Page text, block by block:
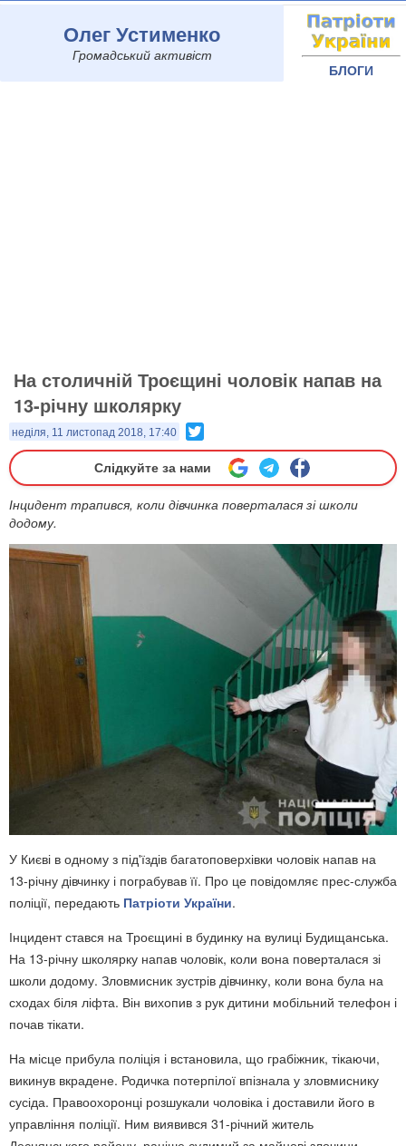
Олег Устименко
Громадський активіст
БЛОГИ
На столичній Троєщині чоловік напав на
13-річну школярку
неділя, 11 листопад 2018, 17:40
Слідкуйте за нами
Інцидент трапився, коли дівчинка поверталася зі школи
додому.
У Києві в одному з під'їздів багатоповерхівки чоловік напав на
13-річну дівчинку і пограбував її. Про це повідомляє прес-служба
поліції, передають Патріоти України.
Інцидент стався на Троєщині в будинку на вулиці Будищанська.
На 13-річну школярку напав чоловік, коли вона поверталася зі
школи додому. Зловмисник зустрів дівчинку, коли вона була на
сходах біля ліфта. Він вихопив з рук дитини мобільний телефон і
почав тікати.
На місце прибула поліція і встановила, що грабіжник, тікаючи,
викинув вкрадене. Родичка потерпілої впізнала у зловмиснику
сусіда. Правоохоронці розшукали чоловіка і доставили його в
управління поліції. Ним виявився 31-річний житель